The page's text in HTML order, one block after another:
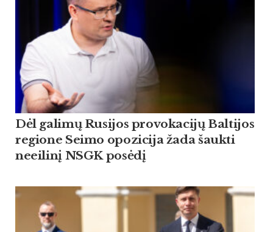
Dėl galimų Rusijos provokacijų Baltijos
regione Seimo opozicija žada šaukti
neeilinį NSGK posėdį